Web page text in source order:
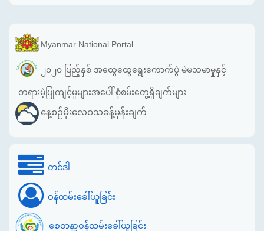
Myanmar National Portal
၂၀၂၀ ပြည့်နှစ် အထွေထွေရွေးကောက်ပွဲ မဲမသမာမှုနှင့်
တရားမဲ့ပြုကျင့်မှုများအပေါ် စုံစမ်းတွေ့ရှိချက်များ
နေ့စဉ်မိုးလေဝသခန့်မှန်းချက်
တင်ဒါ
ဝန်ထမ်းခေါ်ယူခြင်း
စေတနာ့ဝန်ထမ်းခေါ်ယူခြင်း